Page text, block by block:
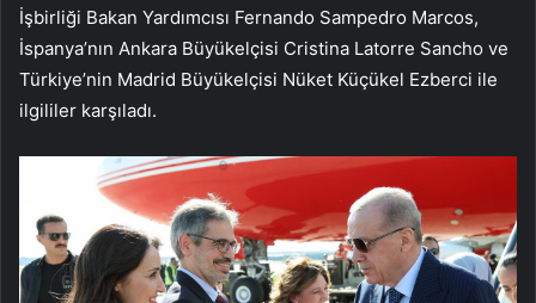
İşbirliği Bakan Yardımcısı Fernando Sampedro Marcos,
İspanya’nın Ankara Büyükelçisi Cristina Latorre Sancho ve
Türkiye’nin Madrid Büyükelçisi Nüket Küçükel Ezberci ile
ilgililer karşıladı.